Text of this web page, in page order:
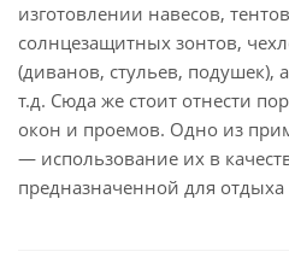
изготовлении навесов,
солнцезащитных зонтов,
(диванов, стульев, подушек),
т.д. Сюда же стоит отнести
окон и проемов. Одно из
— использование их в
предназначенной для